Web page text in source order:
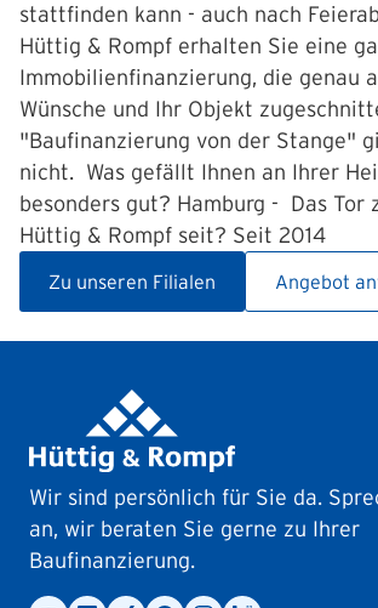
stattfinden kann - auch nach
Hüttig & Rompf erhalten Sie eine
Immobilienfinanzierung, die genau
Wünsche und Ihr Objekt
"Baufinanzierung von der Stange"
nicht. Was gefällt Ihnen an Ihrer
besonders gut? Hamburg - Das Tor
Hüttig & Rompf seit? Seit 2014
Zu unseren Filialen Angebot
Wir sind persönlich für Sie da.
an, wir beraten Sie gerne zu Ihrer
Baufinanzierung.